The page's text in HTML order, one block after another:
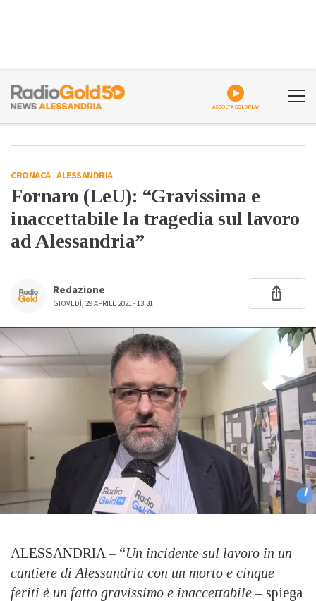
ASCOLTA GOLDPLAY
CRONACA-ALESSANDRIA
Fornaro (LeU): “Gravissima e
inaccettabile la tragedia sul lavoro
ad Alessandria”
Redazione
GIOVEDÌ, 29 APRILE 2021 - 13:31
ALESSANDRIA – “Un incidente sul lavoro in un
cantiere di Alessandria con un morto e cinque
feriti è un fatto gravissimo e inaccettabile – spiega